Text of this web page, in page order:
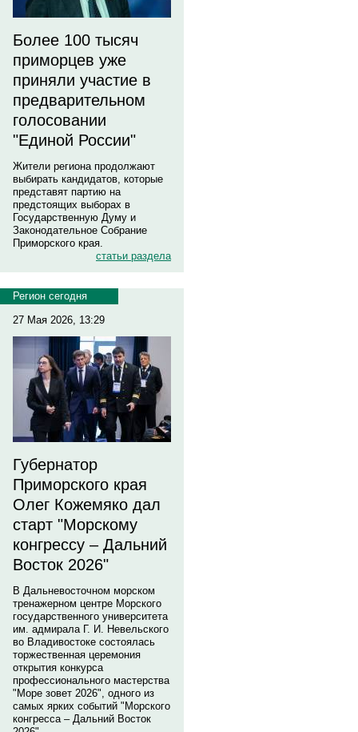
Более 100 тысяч
приморцев уже
приняли участие в
предварительном
голосовании
"Единой России"
Жители региона продолжают
выбирать кандидатов, которые
представят партию на
предстоящих выборах в
Государственную Думу и
Законодательное Собрание
Приморского края.
статьи раздела
Регион сегодня
27 Мая 2026, 13:29
Губернатор
Приморского края
Олег Кожемяко дал
старт "Морскому
конгрессу – Дальний
Восток 2026"
В Дальневосточном морском
тренажерном центре Морского
государственного университета
им. адмирала Г. И. Невельского
во Владивостоке состоялась
торжественная церемония
открытия конкурса
профессионального мастерства
"Море зовет 2026", одного из
самых ярких событий "Морского
конгресса – Дальний Восток